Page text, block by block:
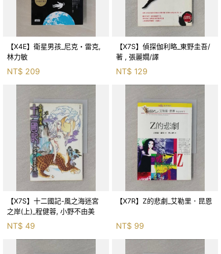
【X4E】衛星男孩_尼克・雷克,
林力敏
NT$ 209
【X7S】偵探伽利略_東野圭吾/
著 , 張麗嫺/譯
NT$ 129
【X7S】十二國記-風之海迷宮
之岸(上)_程健蓉, 小野不由美
NT$ 49
【X7R】Z的悲劇_艾勒里．昆恩
NT$ 99